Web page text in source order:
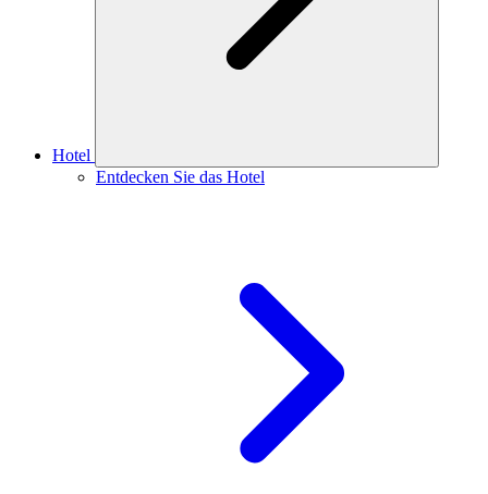
Hotel
Entdecken Sie das Hotel